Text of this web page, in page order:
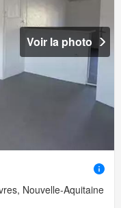
Voir la photo
Nouvelle-Aquitaine